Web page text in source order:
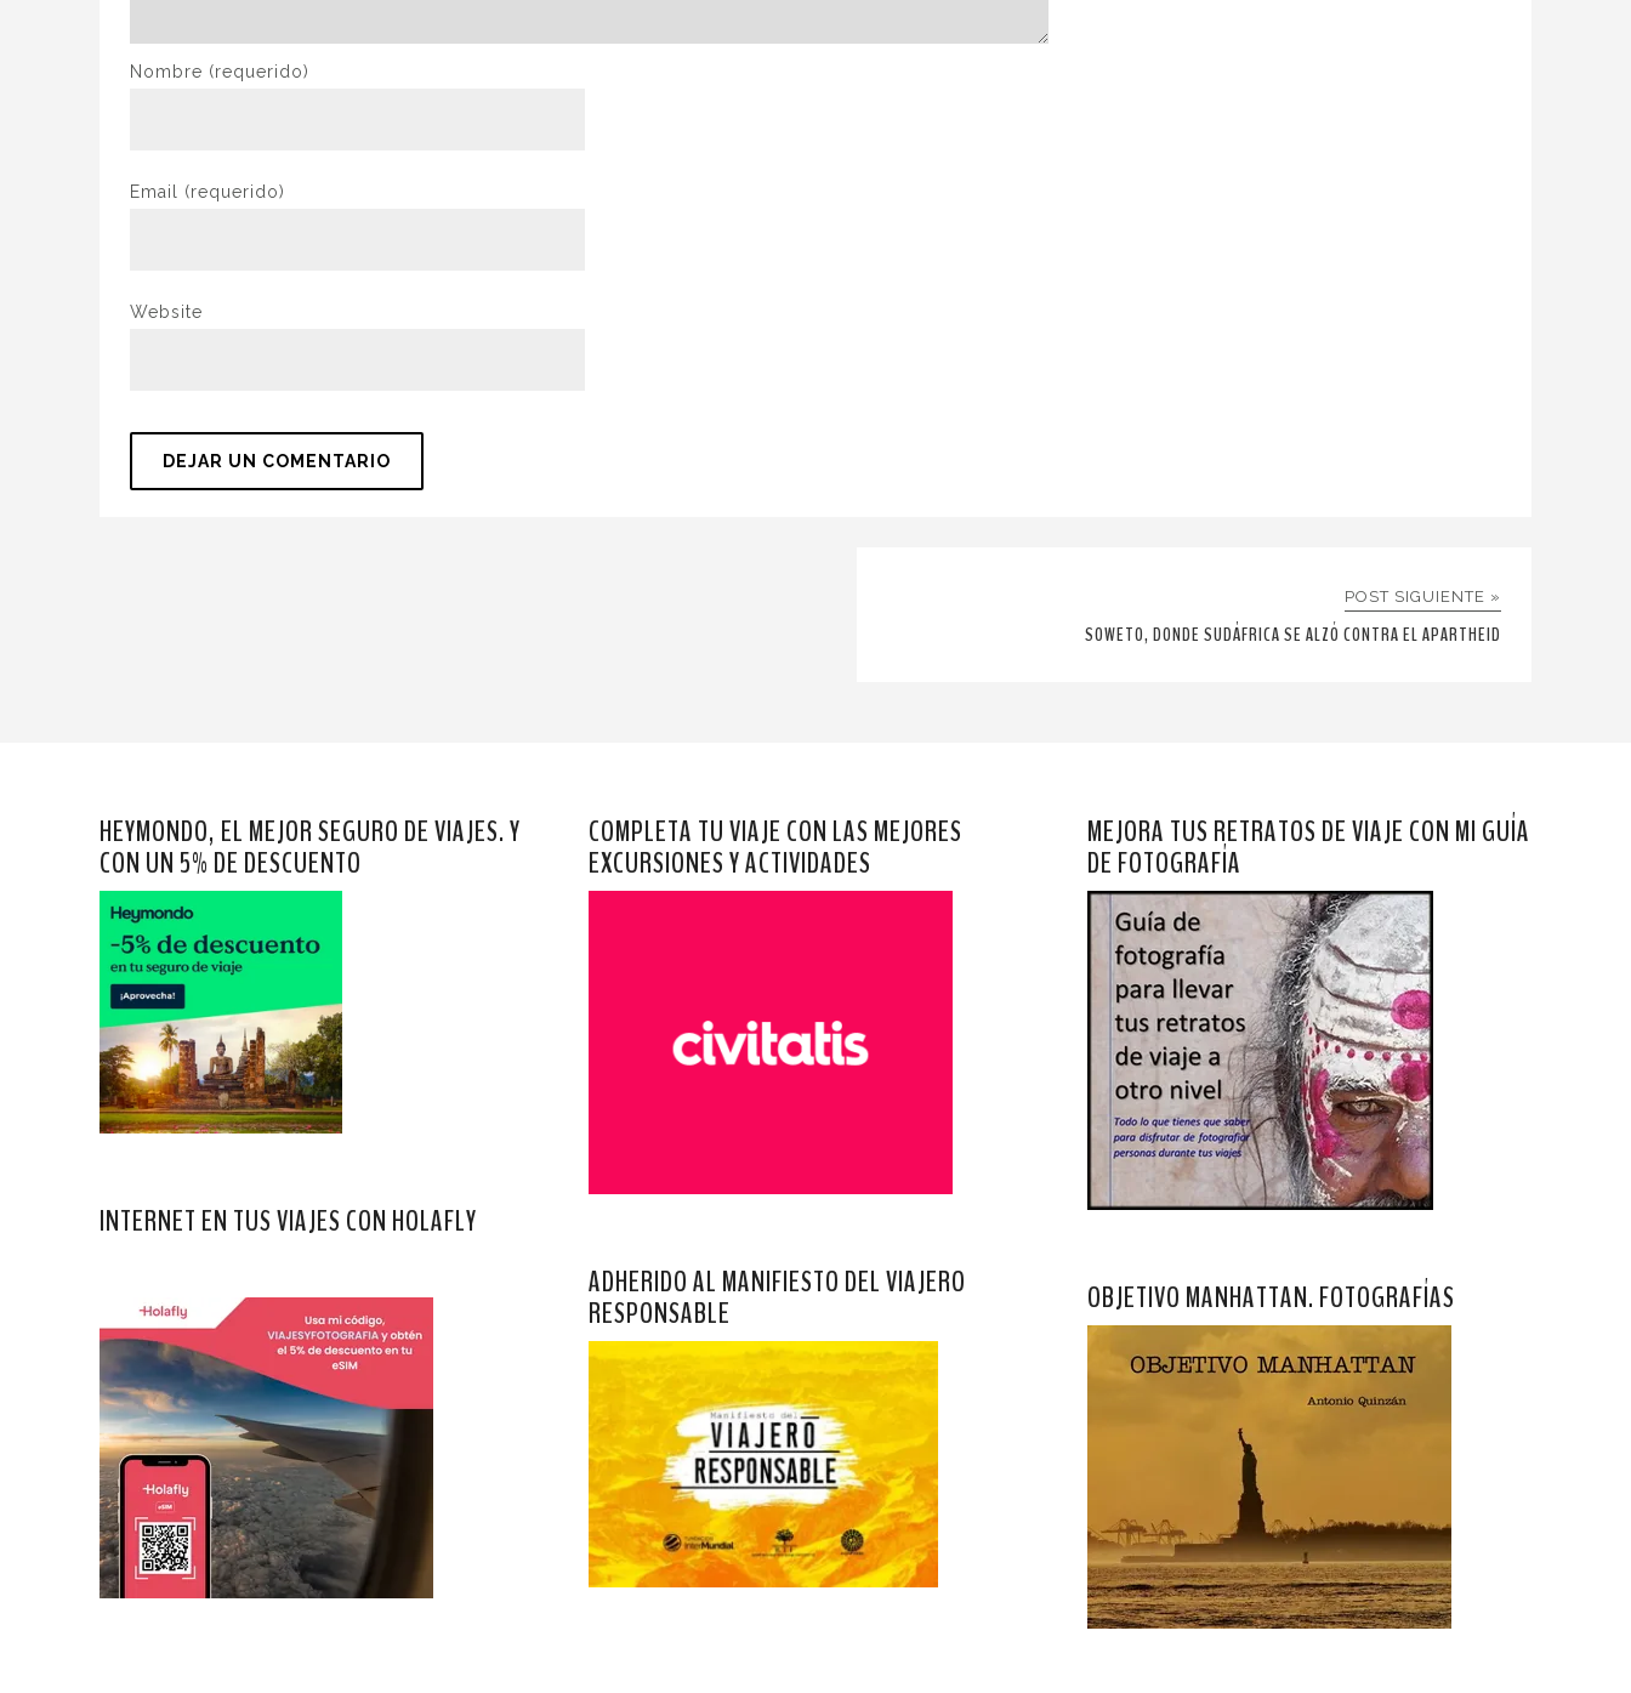
Nombre (requerido)
Email (requerido)
Website
POST SIGUIENTE »
SOWETO, DONDE SUDÁFRICA SE ALZÓ CONTRA EL APARTHEID
HEYMONDO, EL MEJOR SEGURO DE VIAJES. Y
CON UN 5% DE DESCUENTO
INTERNET EN TUS VIAJES CON HOLAFLY
COMPLETA TU VIAJE CON LAS MEJORES
EXCURSIONES Y ACTIVIDADES
ADHERIDO AL MANIFIESTO DEL VIAJERO
RESPONSABLE
MEJORA TUS RETRATOS DE VIAJE CON MI GUÍA
DE FOTOGRAFÍA
OBJETIVO MANHATTAN. FOTOGRAFÍAS